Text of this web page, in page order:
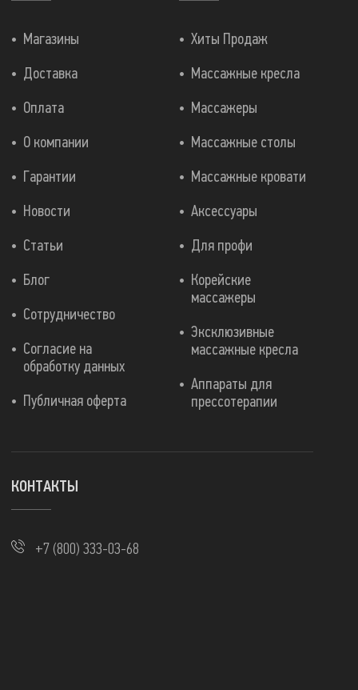
Хиты Продаж
Массажные кресла
Массажеры
Массажные столы
Массажные кровати
Аксессуары
Для профи
Корейские
массажеры
Эксклюзивные
массажные кресла
Аппараты для
прессотерапии
Магазины
Доставка
Оплата
О компании
Гарантии
Новости
Статьи
Блог
Сотрудничество
Согласие на
обработку данных
Публичная оферта
КОНТАКТЫ
+7 (800) 333-03-68